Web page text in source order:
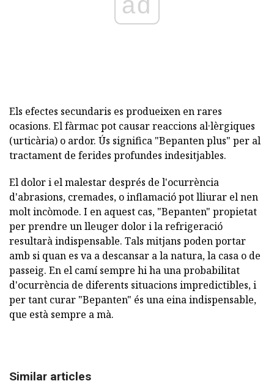
Els efectes secundaris es produeixen en rares
ocasions. El fàrmac pot causar reaccions al·lèrgiques
(urticària) o ardor. Ús significa "Bepanten plus" per al
tractament de ferides profundes indesitjables.
El dolor i el malestar després de l'ocurrència
d'abrasions, cremades, o inflamació pot lliurar el nen
molt incòmode. I en aquest cas, "Bepanten" propietat
per prendre un lleuger dolor i la refrigeració
resultarà indispensable. Tals mitjans poden portar
amb si quan es va a descansar a la natura, la casa o de
passeig. En el camí sempre hi ha una probabilitat
d'ocurrència de diferents situacions impredictibles, i
per tant curar "Bepanten" és una eina indispensable,
que està sempre a mà.
Similar articles